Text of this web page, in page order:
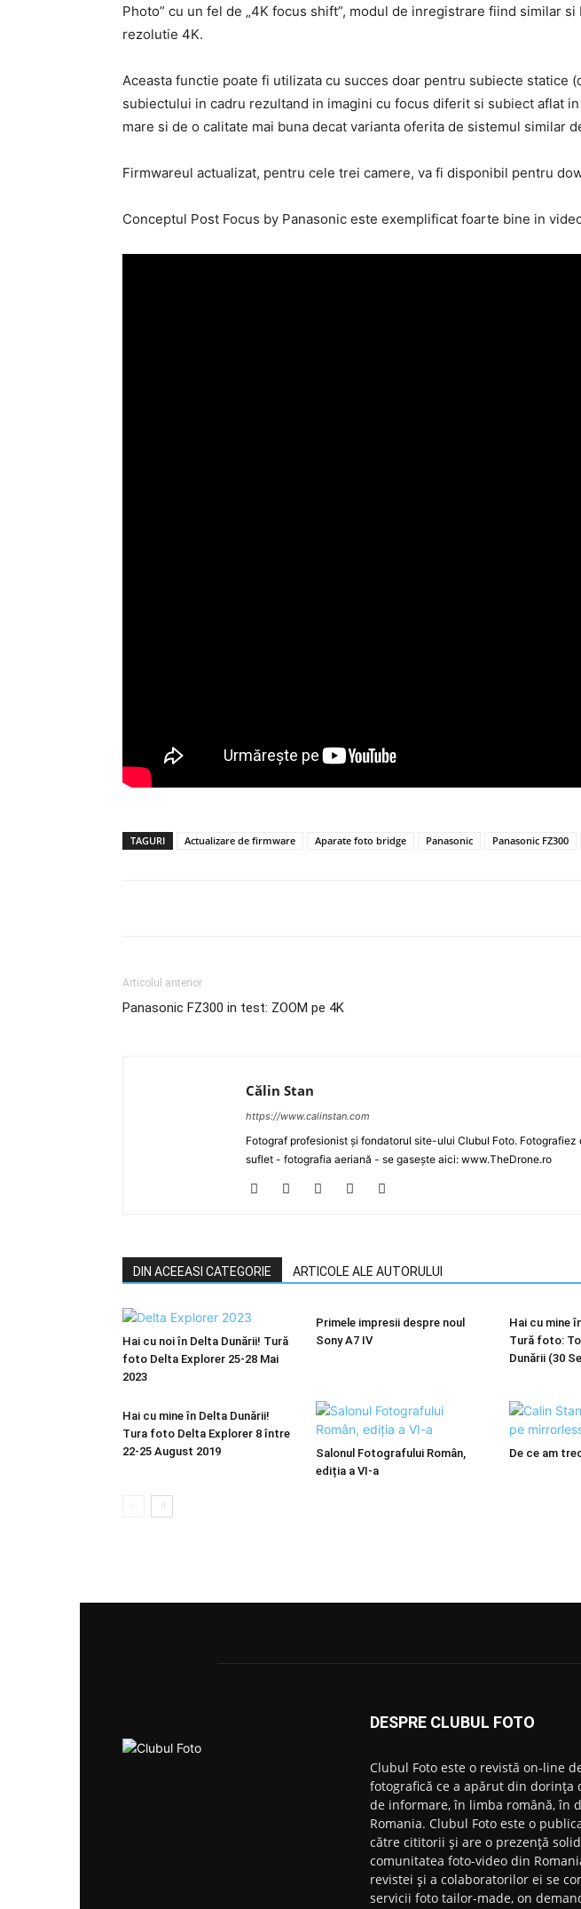
Photo” cu un fel de „4K focus shift”, modul de inregistrare fiind similar
rezolutie 4K.
Aceasta functie poate fi utilizata cu succes doar pentru subiecte statice
subiectului in cadru rezultand in imagini cu focus diferit si subiect aflat
mare si de o calitate mai buna decat varianta oferita de sistemul similar
Firmwareul actualizat, pentru cele trei camere, va fi disponibil pentru
Conceptul Post Focus by Panasonic este exemplificat foarte bine in
TAGURI Actualizare de firmware Aparate foto bridge Panasonic Panasonic FZ300
Articolul anterior
Panasonic FZ300 in test: ZOOM pe 4K
Călin Stan
https://www.calinstan.com
Fotograf profesionist și fondatorul site-ului Clubul Foto.
suflet - fotografia aeriană - se gasește aici: www.TheDrone.ro
DIN ACEEASI CATEGORIE ARTICOLE ALE AUTORULUI
Hai cu noi în Delta Dunării! Tură
foto Delta Explorer 25-28 Mai
2023
Primele impresii despre noul
Sony A7 IV
Hai cu mine
Tură foto:
Dunării (30
Hai cu mine în Delta Dunării!
Tura foto Delta Explorer 8 între
22-25 August 2019
Salonul Fotografului Român,
ediția a VI-a
De ce am
DESPRE CLUBUL FOTO
Clubul Foto este o revistă on-line
fotografică ce a apărut din dorința
de informare, în limba română, în
Romania. Clubul Foto este o
către cititorii și are o prezență
comunitatea foto-video din
revistei și a colaboratorilor ei se
servicii foto tailor-made, on